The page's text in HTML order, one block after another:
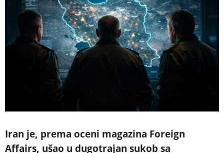
Iran je, prema oceni magazina Foreign
Affairs, ušao u dugotrajan sukob sa